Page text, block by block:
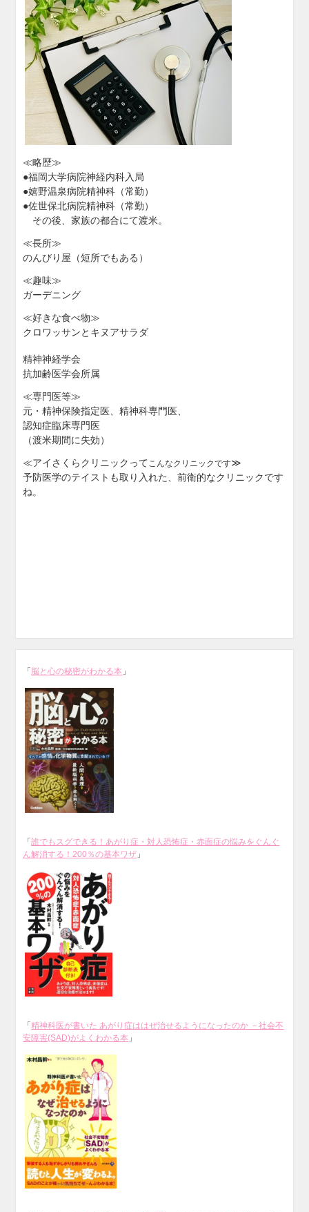
≪略歴≫
●福岡大学病院神経内科入局
●嬉野温泉病院精神科（常勤）
●佐世保北病院精神科（常勤）
その後、家族の都合にて渡米。
≪長所≫
のんびり屋（短所でもある）
≪趣味≫
ガーデニング
≪好きな食べ物≫
クロワッサンとキヌアサラダ
精神神経学会
抗加齢医学会所属
≪専門医等≫
元・精神保険指定医、精神科専門医、
認知症臨床専門医
（渡米期間に失効）
≪アイさくらクリニックって こんなクリニックです≫
予防医学のテイストも取り入れた、前衛的なクリニックです
ね。
「脳と心の秘密がわかる本 」
「誰でもスグできる！あがり症・対人恐怖症・赤面症の悩みをぐんぐ
ん解消する！200％の基本ワザ 」
「精神科医が書いた あがり症ははぜ治せるようになったのか －社会不
安障害(SAD)がよくわかる本 」